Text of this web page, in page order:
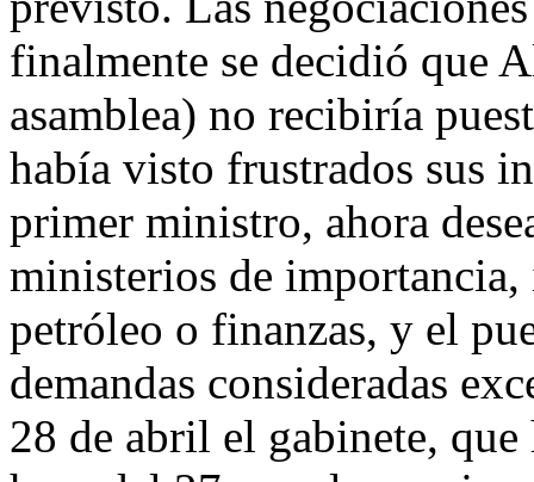
finalmente se decidió que
asamblea) no recibiría
había visto frustrados sus
primer ministro, ahora
ministerios de
petróleo o finanzas, y el
demandas consideradas
28 de abril el gabinete,